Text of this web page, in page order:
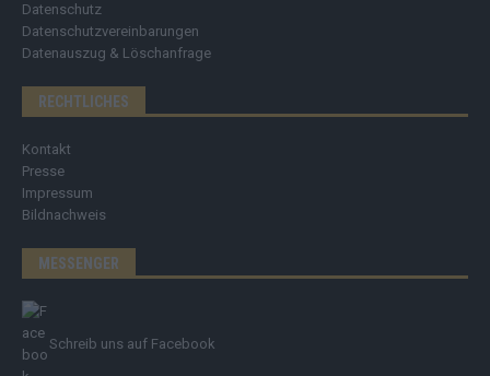
Datenschutz
Datenschutzvereinbarungen
Datenauszug & Löschanfrage
RECHTLICHES
Kontakt
Presse
Impressum
Bildnachweis
MESSENGER
Schreib uns auf Facebook